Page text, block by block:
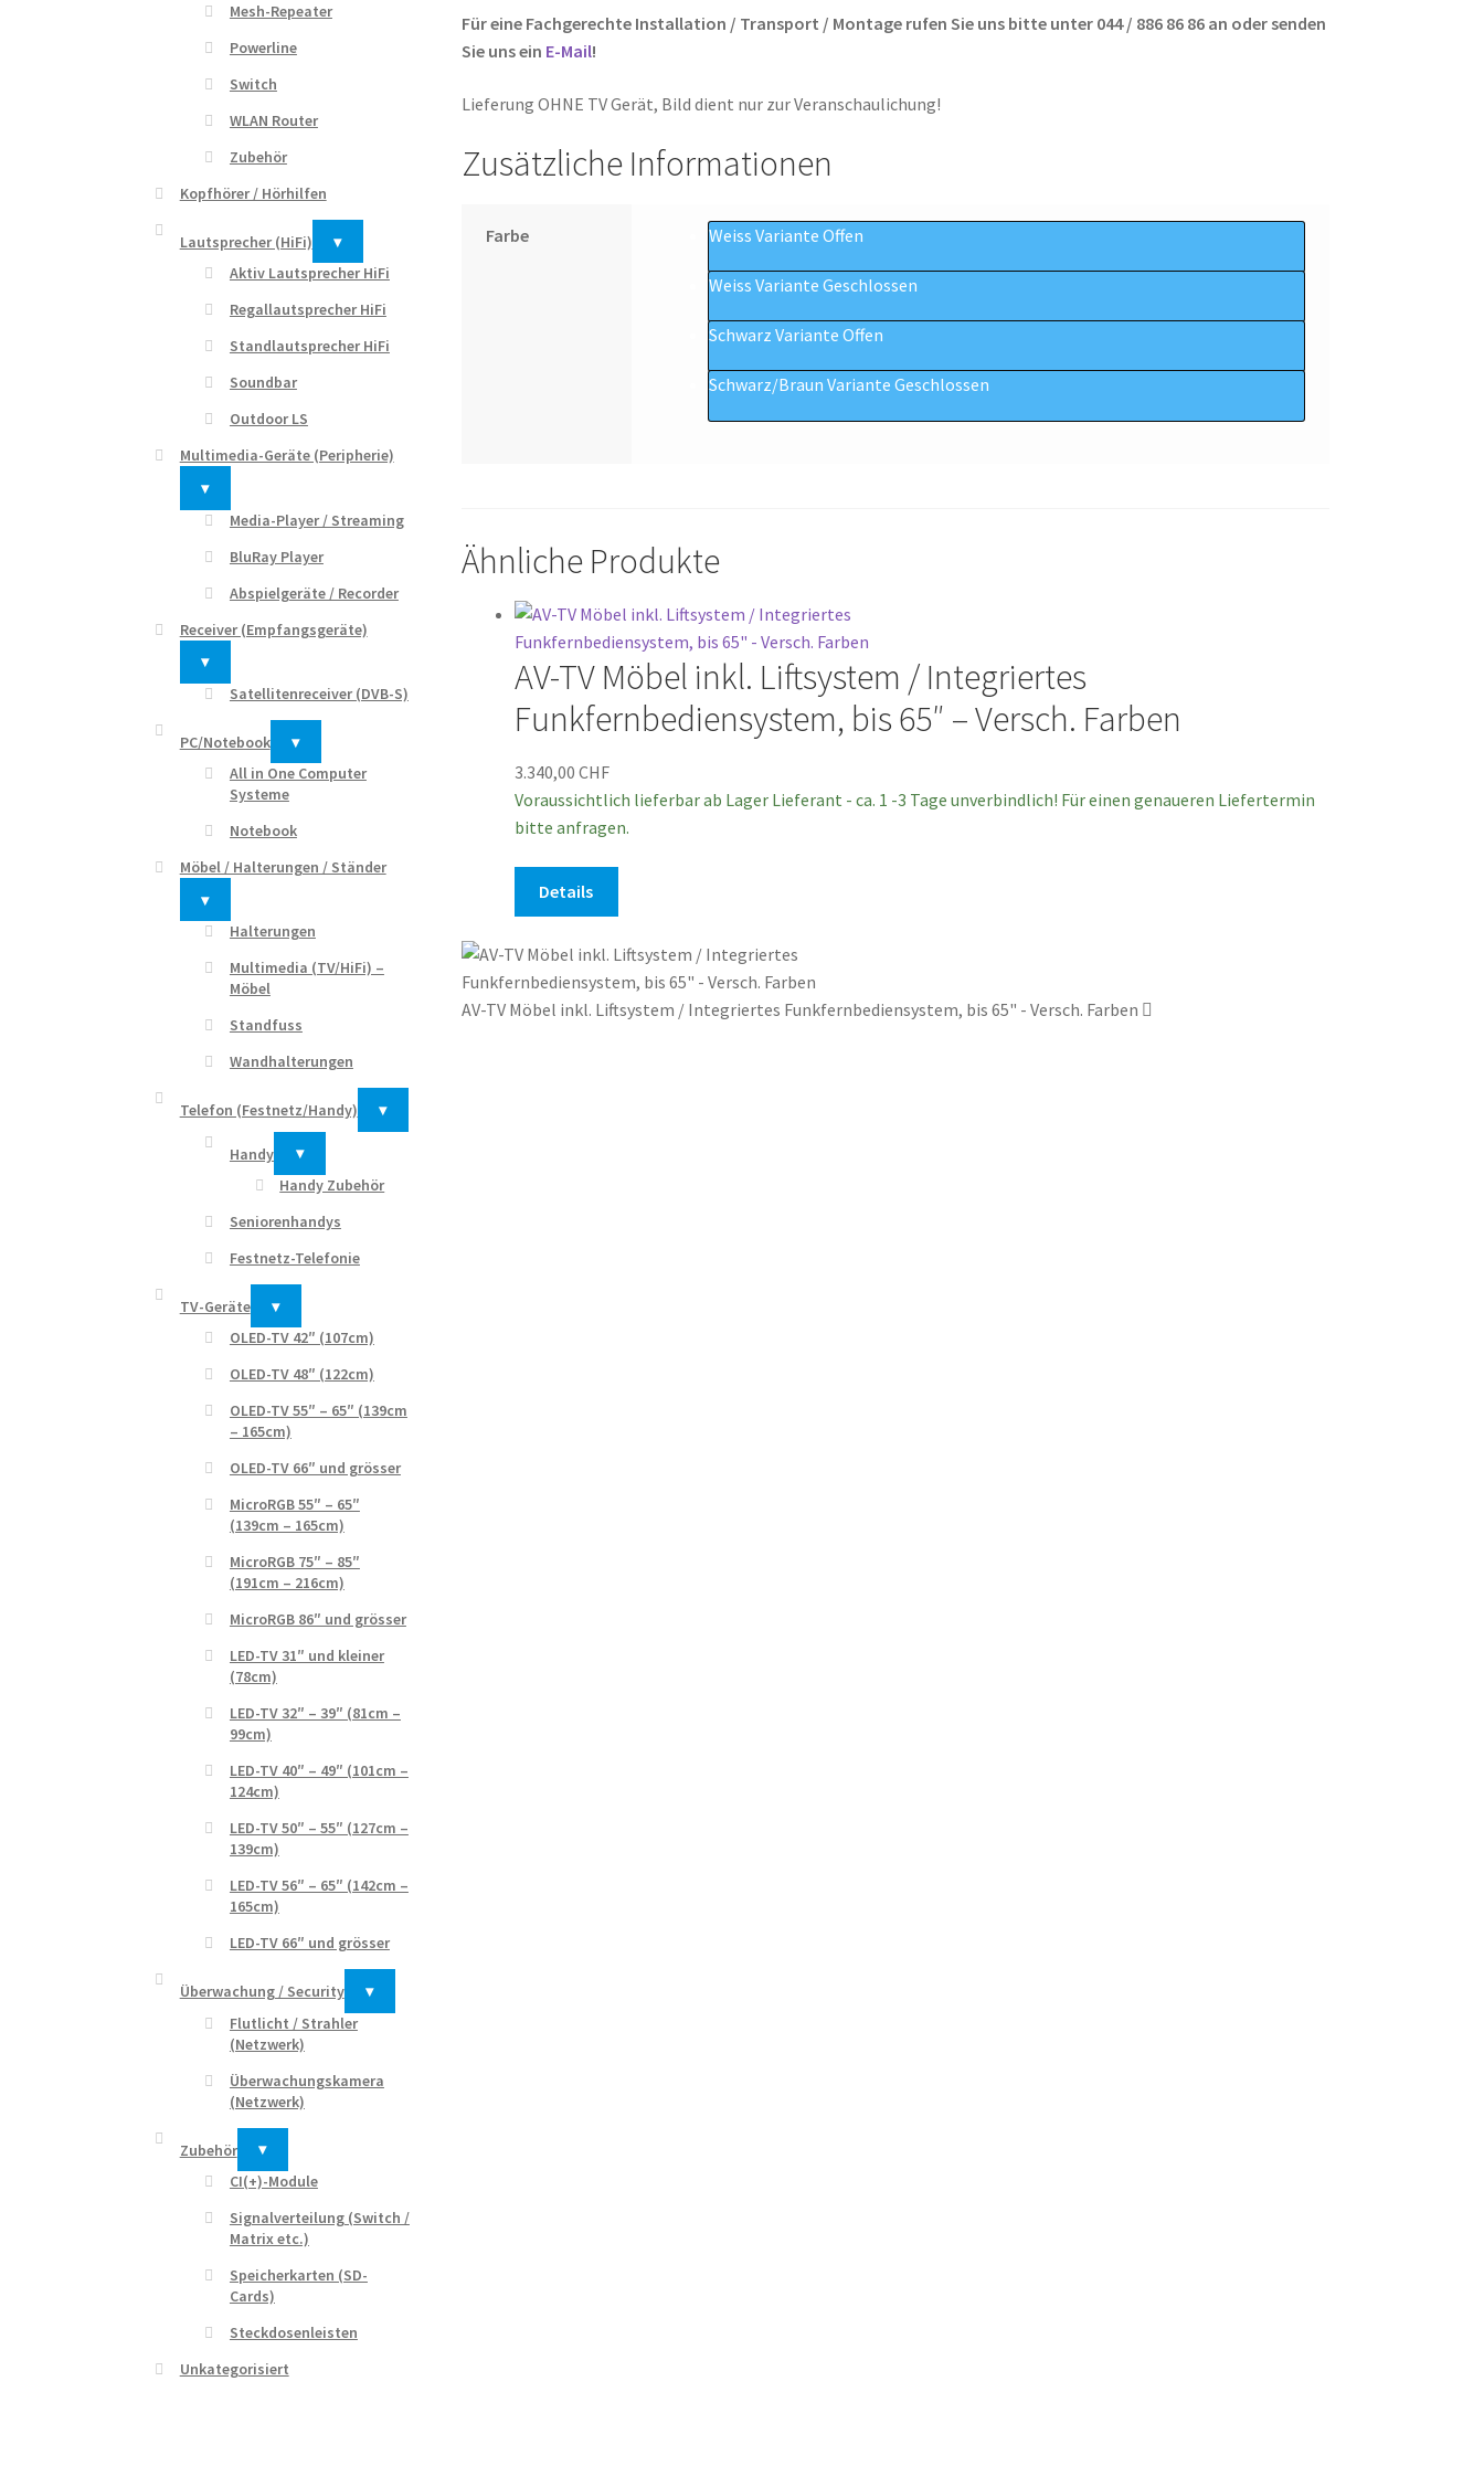
Für eine Fachgerechte Installation / Transport / Montage rufen Sie uns bitte unter 044 / 886 86 86 an oder senden
Sie uns ein E-Mail!
Lieferung OHNE TV Gerät, Bild dient nur zur Veranschaulichung!
Zusätzliche Informationen
Farbe Weiss Variante Offen
Weiss Variante Geschlossen
Schwarz Variante Offen
Schwarz/Braun Variante Geschlossen
Ähnliche Produkte
AV-TV Möbel inkl. Liftsystem / Integriertes
Funkfernbediensystem, bis 65″ – Versch. Farben
3.340,00 CHF
Voraussichtlich lieferbar ab Lager Lieferant - ca. 1 -3 Tage unverbindlich! Für einen genaueren Liefertermin
bitte anfragen.
Details
mehrere
Varianten
auf.
AV-TV Möbel inkl. Liftsystem / Integriertes Funkfernbediensystem, bis 65" - Versch. Farben
Mesh-Repeater
Powerline
Switch
WLAN Router
Zubehör
Kopfhörer / Hörhilfen
Lautsprecher (HiFi)
▾
Aktiv Lautsprecher HiFi
Regallautsprecher HiFi
Standlautsprecher HiFi
Soundbar
Outdoor LS
Multimedia-Geräte (Peripherie)
▾
Media-Player / Streaming
BluRay Player
Abspielgeräte / Recorder
Receiver (Empfangsgeräte)
▾
Satellitenreceiver (DVB-S)
PC/Notebook
▾
All in One Computer
Systeme
Notebook
Möbel / Halterungen / Ständer
▾
Halterungen
Multimedia (TV/HiFi) –
Möbel
Standfuss
Wandhalterungen
Telefon (Festnetz/Handy) ▾
Handy
▾
Handy Zubehör
Seniorenhandys
Festnetz-Telefonie
TV-Geräte
▾
OLED-TV 42″ (107cm)
OLED-TV 48″ (122cm)
OLED-TV 55″ – 65″ (139cm
– 165cm)
OLED-TV 66″ und grösser
MicroRGB 55″ – 65″
(139cm – 165cm)
MicroRGB 75″ – 85″
(191cm – 216cm)
MicroRGB 86″ und grösser
LED-TV 31″ und kleiner
(78cm)
LED-TV 32″ – 39″ (81cm –
99cm)
LED-TV 40″ – 49″ (101cm –
124cm)
LED-TV 50″ – 55″ (127cm –
139cm)
LED-TV 56″ – 65″ (142cm –
165cm)
LED-TV 66″ und grösser
Überwachung / Security
▾
Flutlicht / Strahler
(Netzwerk)
Überwachungskamera
(Netzwerk)
Zubehör
▾
CI(+)-Module
Signalverteilung (Switch /
Matrix etc.)
Speicherkarten (SD-
Cards)
Steckdosenleisten
Unkategorisiert